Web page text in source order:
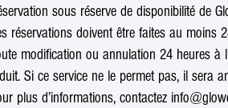
sous réserve de disponibilité de
réservations doivent être faites au moins
modification ou annulation 24 heures à
Si ce service ne le permet pas, il sera
plus d’informations, contactez